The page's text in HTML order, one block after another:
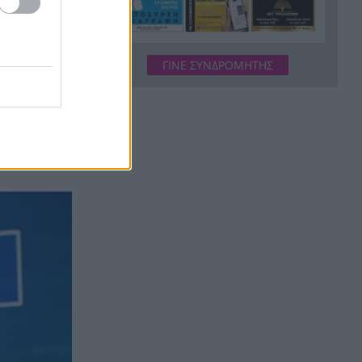
20:12 Κόκκινα τα 118 κτίρια στις 325
αυτοψίες των πληγεισών
καταστροφικές πυρκαγιές
ΓΙΝΕ ΣΥΝΔΡΟΜΗΤΗΣ